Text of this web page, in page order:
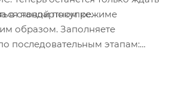
новой покупке.
в стандартном режиме
образом. Заполняете
последовательным этапам: